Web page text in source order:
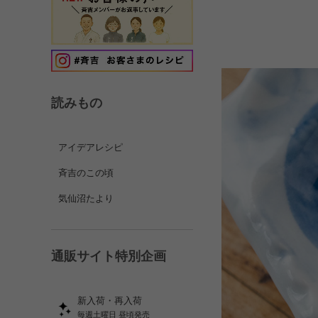
読みもの
アイデアレシピ
斉吉のこの頃
気仙沼たより
通販サイト特別企画
新入荷・再入荷
毎週土曜日 昼頃発売